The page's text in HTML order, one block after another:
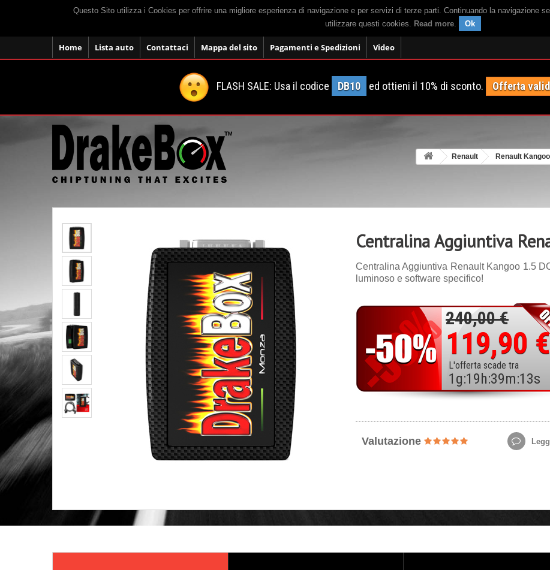
Questo Sito utilizza i Cookies per offrire una migliore esperienza di navigazione e per servizi di terze parti. Continuando la navigazione
utilizzare questi cookies. Read more. Ok
Home Lista auto Contattaci Mappa del sito Pagamenti e Spedizioni Video
FLASH SALE: Usa il codice DB10 ed ottieni il 10% di sconto. Offerta
Renault Renault Kangoo
Centralina Aggiuntiva
Centralina Aggiuntiva Renault Kangoo 1.5
luminoso e software specifico!
240,00 €
119,90 €
L'offerta scade tra
1 g:19 h:39m:11s
Valutazione